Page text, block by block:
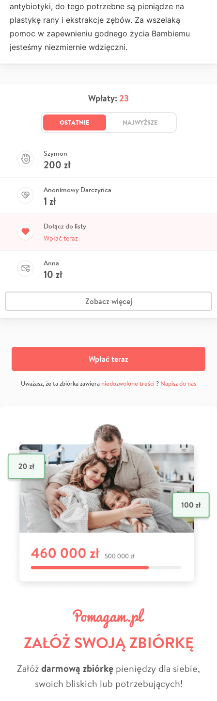
antybiotyki, do tego potrzebne są pieniądze na
plastykę rany i ekstrakcje zębów. Za wszelaką
pomoc w zapewnieniu godnego życia Bambiemu
jesteśmy niezmiernie wdzięczni.
Wpłaty: 23
OSTATNIE NAJWYŻSZE
Szymon
200 zł
Anonimowy Darczyńca
1 zł
Dołącz do listy
Wpłać teraz
Anna
10 zł
Zobacz więcej
Wpłać teraz
Uważasz, że ta zbiórka zawiera niedozwolone treści? Napisz do nas
ZAŁÓŻ SWOJĄ ZBIÓRKĘ
Załóżdarmową zbiórkę pieniędzy dla siebie,
swoich bliskich lub potrzebujących!